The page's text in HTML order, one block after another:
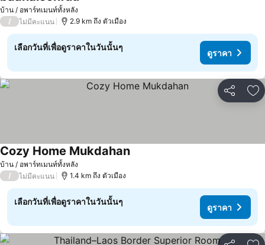
บ้าน / อพาร์ทเมนท์ทั้งหลัง
/ ไม่มีคะแนน 2.9 km ถึง ตัวเมือง
เลือกวันที่เพื่อดูราคาในวันนั้นๆ
ดูราคา
แชร์ เ
บ้าน / อพาร์ทเมนท์ทั้งหลัง
Cozy Home Mukdahan
/ ไม่มีคะแนน 1.4 km ถึง ตัวเมือง
เลือกวันที่เพื่อดูราคาในวันนั้นๆ
ดูราคา